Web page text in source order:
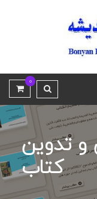
0
تدوین
کتاب